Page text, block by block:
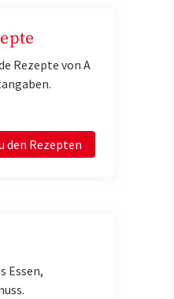
Rezepte von A
den Rezepten
Essen,